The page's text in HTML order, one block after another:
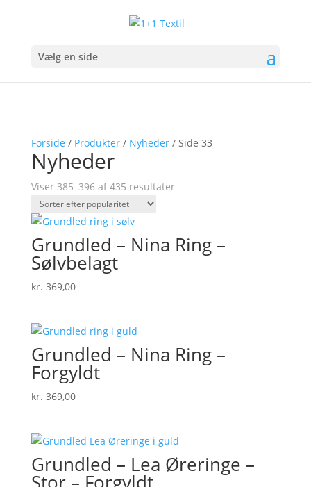
Vælg en side
Forside / Produkter/ Nyheder/ Side 33
Nyheder
Viser 385–396 af 435 resultaterSorteret
Grundled – Nina Ring –
Sølvbelagt
kr. 369,00
Grundled – Nina Ring –
Forgyldt
kr. 369,00
Grundled – Lea Øreringe –